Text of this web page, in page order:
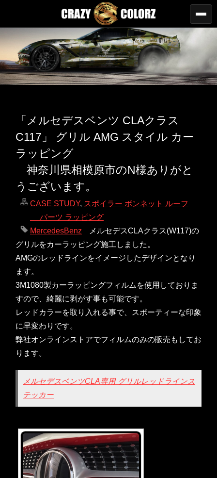
「メルセデスベンツ CLAクラス
C117」 グリル AMG スタイル カー
ラッピング
神奈川県相模原市のN様ありがと
うございます。
CASE STUDY, スポイラー ボンネット ルーフ
パーツ ラッピング
MercedesBenz
メルセデスCLAクラス(W117)の
グリルをカーラッピング施工しました。
AMGのレッドラインをイメージしたデザインとなり
ます。
3M1080製カーラッピングフィルムを使用しておりま
すので、綺麗に剥がす事も可能です。
レッドカラーを取り入れる事で、スポーティーな印象
に早変わりです。
弊社オンラインストアでフィルムのみの販売もしてお
ります。
メルセデスベンツCLA専用 グリルレッドラインス
テッカー